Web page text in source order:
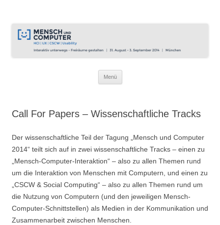
Mensch und Computer 2014
Menü
Call For Papers – Wissenschaftliche Tracks
Der wissenschaftliche Teil der Tagung „Mensch und Computer
2014“ teilt sich auf in zwei wissenschaftliche Tracks – einen zu
„Mensch-Computer-Interaktion“ – also zu allen Themen rund
um die Interaktion von Menschen mit Computern, und einen zu
„CSCW & Social Computing“ – also zu allen Themen rund um
die Nutzung von Computern (und den jeweiligen Mensch-
Computer-Schnittstellen) als Medien in der Kommunikation und
Zusammenarbeit zwischen Menschen.